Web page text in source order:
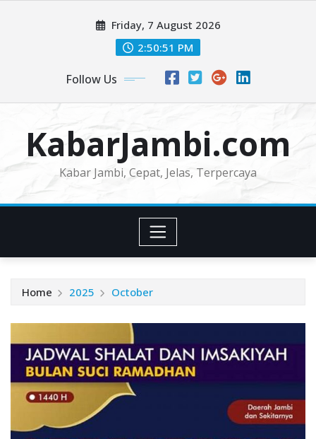
Friday, 7 August 2026
2:50:53 PM
Follow Us
KabarJambi.com
Kabar Jambi, Cepat, Jelas, Terpercaya
Home 2025 October